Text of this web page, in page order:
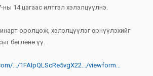
14 цагаас илтгэл хэлэлцүүлнэ.
оролцож, хэлэлцүүлэг өрнүүлэхийг
бөглөнө үү.
.../1FAIpQLScRe5vgX22.../viewform...